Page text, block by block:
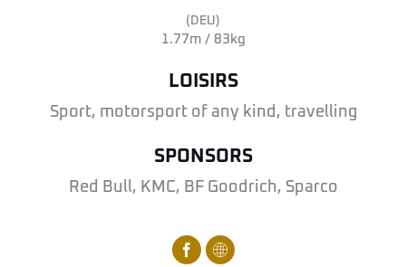
(DEU)
1.77m / 83kg
LOISIRS
Sport, motorsport of any kind, travelling
SPONSORS
Red Bull, KMC, BF Goodrich, Sparco